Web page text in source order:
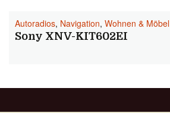
Autoradios, Navigation, Wohnen & Möbel
Sony XNV-KIT602EI